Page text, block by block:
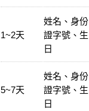
1~2天
姓名、身份
證字號、生
日
5~7天
姓名、身份
證字號、生
日